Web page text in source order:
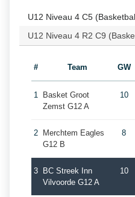
U12 Niveau 4 C5
U12 Niveau 4 R2 C9
# Team GW
1
Basket Groot
Zemst G12 A
10
2
Merchtem Eagles
G12 B
8
3
BC Streek Inn
Vilvoorde G12 A
10